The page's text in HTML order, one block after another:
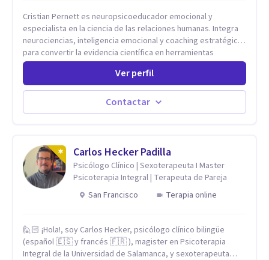
Cristian Pernett es neuropsicoeducador emocional y
especialista en la ciencia de las relaciones humanas. Integra
neurociencias, inteligencia emocional y coaching estratégico
para convertir la evidencia científica en herramientas
prácticas que mejoran la forma en que las personas viven,
aman, lideran y se comunican. Con más de 20 años de
experiencia, acompaña a personas, parejas y líderes en
procesos de desarrollo personal y profesional. Su trabajo se
centra en la regulación emocional, las relaciones de pareja, la
neurociencias y estrategias de cambio basadas en evidencia
para fortalecer la autoestima, desarrollar habilidades
socioemocionales y promover cambios sostenibles. Como
divulgador científico, acerca la psicología y las neurociencias
a la vida cotidiana mediante contenidos claros, rigurosos y
Ver perfil
Contactar
Carlos Hecker Padilla
Psicólogo Clínico | Sexoterapeuta I Master
Psicoterapia Integral | Terapeuta de Pareja
San Francisco
Terapia online
🙋🏻 ¡Hola!, soy Carlos Hecker, psicólogo clínico bilingüe
(español 🇪🇸 y francés 🇫🇷 ), magister en Psicoterapia
Integral de la Universidad de Salamanca, y sexoterapeuta